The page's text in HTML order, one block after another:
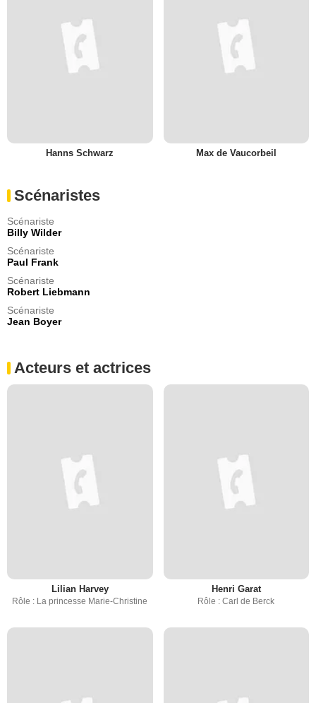
Hanns Schwarz Max de Vaucorbeil
Scénaristes
Scénariste
Billy Wilder
Scénariste
Paul Frank
Scénariste
Robert Liebmann
Scénariste
Jean Boyer
Acteurs et actrices
Lilian Harvey
Rôle : La princesse Marie-Christine
Henri Garat
Rôle : Carl de Berck